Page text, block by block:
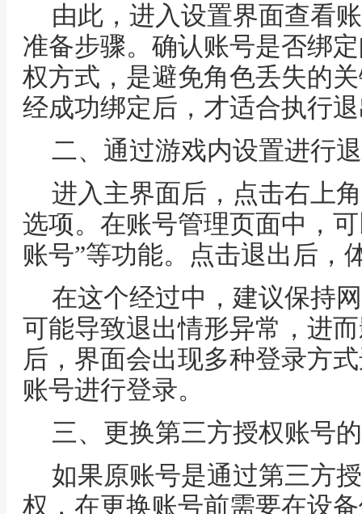
由此，进入设置界面查看
准备步骤。确认账号是否绑
权方式，是避免角色丢失的
经成功绑定后，才适合执行
二、通过游戏内设置进行
进入主界面后，点击右上
选项。在账号管理页面中，
账号”等功能。点击退出后，
在这个经过中，建议保持
可能导致退出情形异常，进
后，界面会出现多种登录方
账号进行登录。
三、更换第三方授权账号
如果原账号是通过第三方
权，在更换账号前需要在设